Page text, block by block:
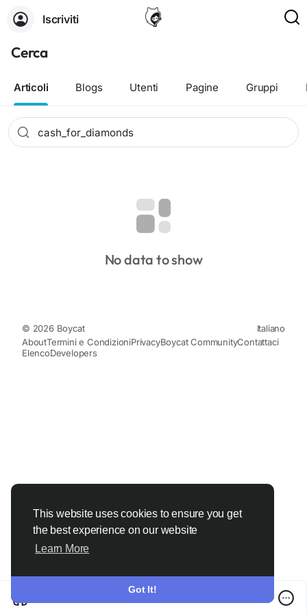
This website uses cookies to ensure you get
the best experience on our website
Learn More
Got It!
Iscriviti
Cerca
Articoli Blogs Utenti Pagine Gruppi
No data to show
© 2026 Boycat
Italiano
AboutTermini e CondizioniPrivacyBoycat CommunityContattaci
ElencoDevelopers